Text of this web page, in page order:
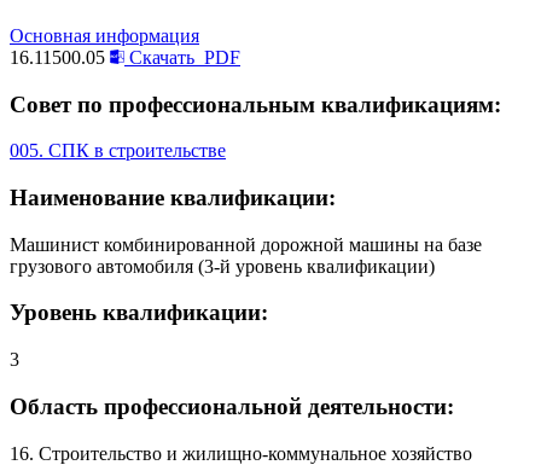
Основная информация
16.11500.05
Скачать PDF
Совет по профессиональным квалификациям:
005. СПК в строительстве
Наименование квалификации:
Машинист комбинированной дорожной машины на базе
грузового автомобиля (3-й уровень квалификации)
Уровень квалификации:
3
Область профессиональной деятельности:
16. Строительство и жилищно-коммунальное хозяйство